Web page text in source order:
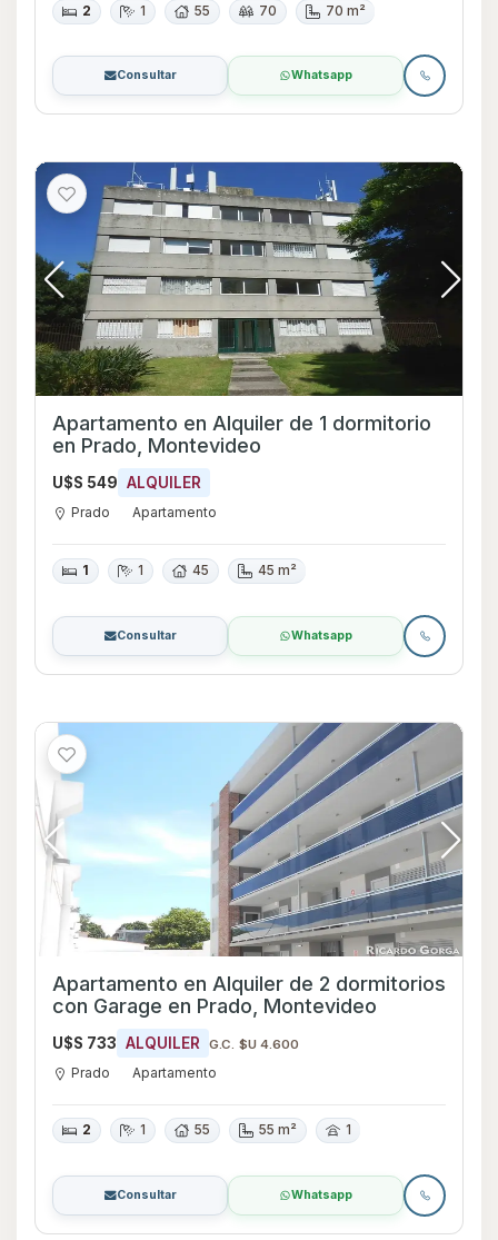
2 1 55 70 70 m²
Consultar Whatsapp
Apartamento en Alquiler de 1 dormitorio
en Prado, Montevideo
U$S 549 ALQUILER
Prado Apartamento
1 1 45 45 m²
Consultar Whatsapp
Apartamento en Alquiler de 2 dormitorios
con Garage en Prado, Montevideo
U$S 733 ALQUILER G.C. $U 4.600
Prado Apartamento
2 1 55 55 m² 1
Consultar Whatsapp